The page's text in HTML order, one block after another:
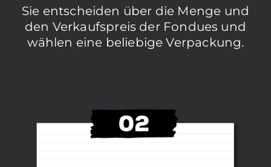
Sie entscheiden über die Menge und
den Verkaufspreis der Fondues und
wählen eine beliebige Verpackung.